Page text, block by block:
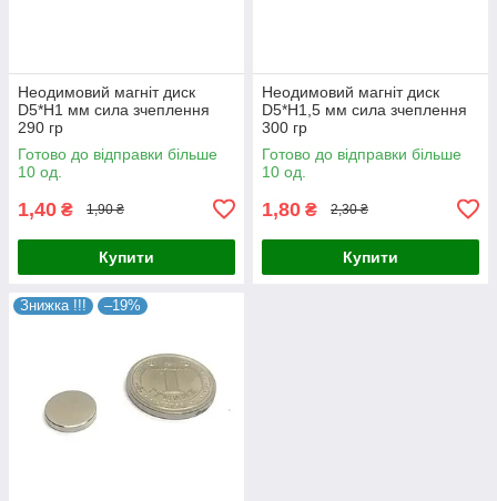
Неодимовий магніт диск
D5*H1 мм сила зчеплення
290 гр
Готово до відправки більше
10 од.
1,40 ₴ 1,90 ₴
Купити
Неодимовий магніт диск
D5*H1,5 мм сила зчеплення
300 гр
Готово до відправки більше
10 од.
1,80 ₴ 2,30 ₴
Купити
Знижка !!! –19%